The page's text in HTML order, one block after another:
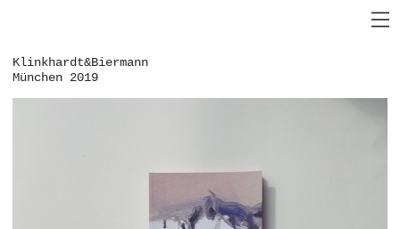
Klinkhardt&Biermann
München 2019